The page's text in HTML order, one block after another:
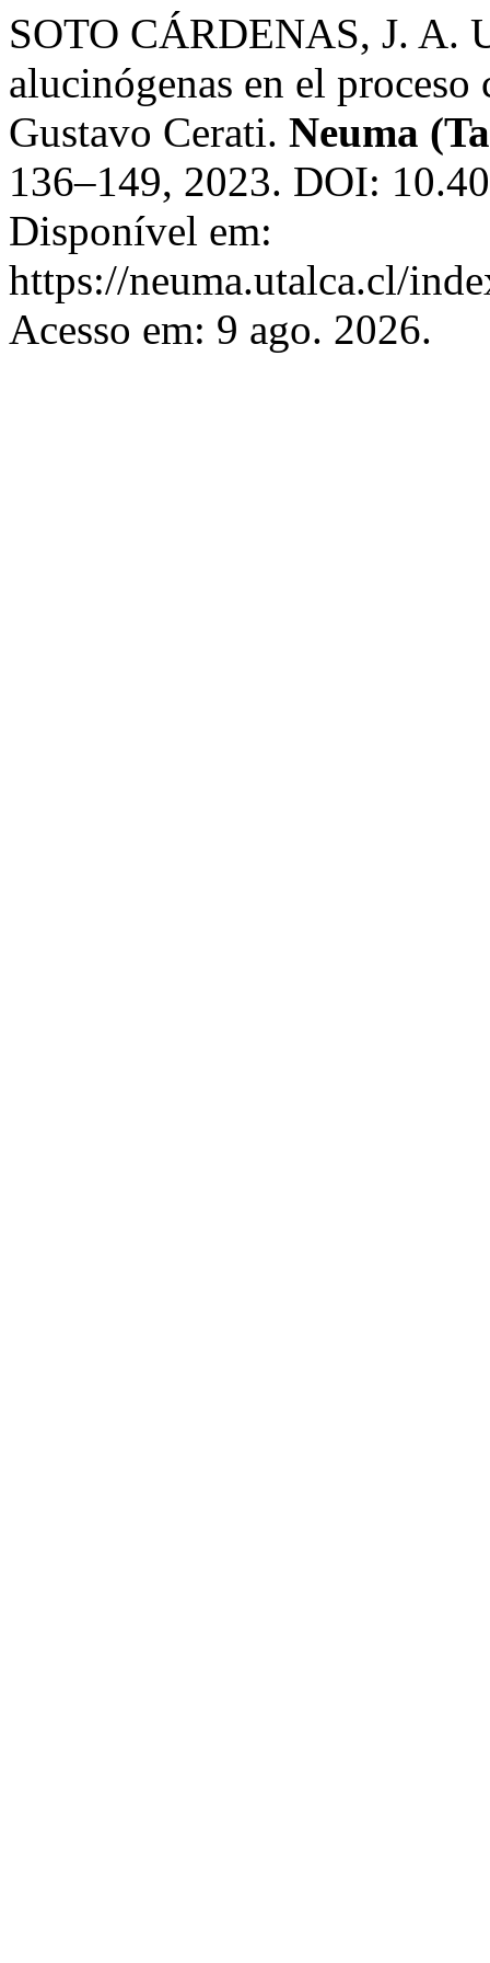
SOTO CÁRDENAS, J. A.
alucinógenas en el
Gustavo Cerati. Neuma
136–149, 2023. DOI:
Disponível em:
https://neuma.utalca.cl/
Acesso em: 9 ago. 2026.